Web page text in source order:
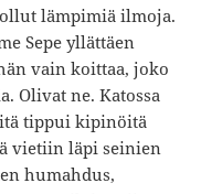
lämpimiä ilmoja.
Sepe yllättäen
vain koittaa, joko
Olivat ne. Katossa
tippui kipinöitä
vietiin läpi seinien
humahdus,